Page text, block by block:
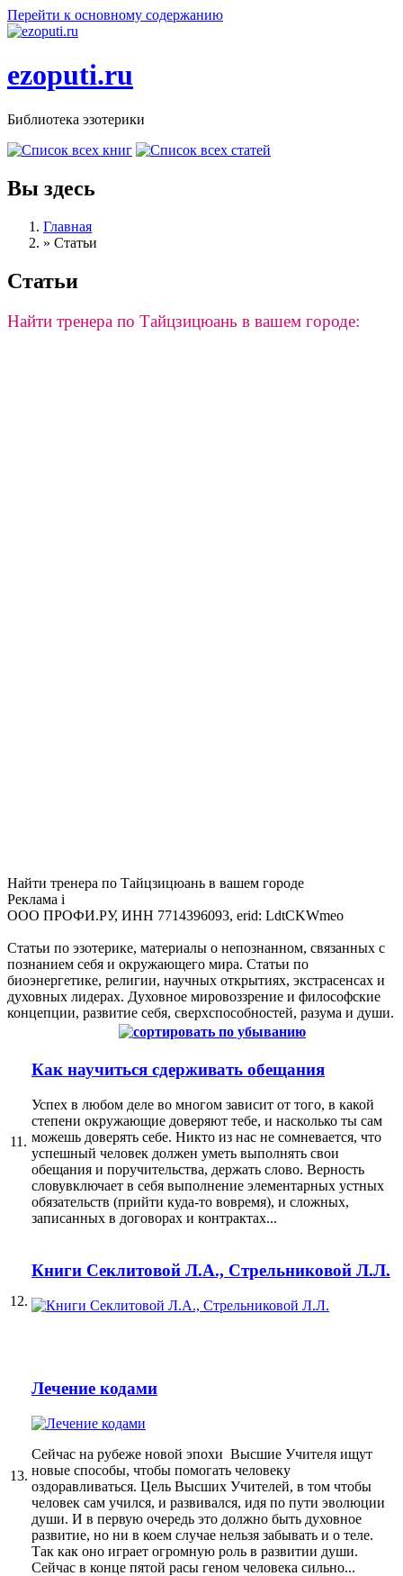
Перейти к основному содержанию
ezoputi.ru
Библиотека эзотерики
Вы здесь
Главная
» Статьи
Статьи
Найти тренера по Тайцзицюань в вашем городе:
Найти тренера по Тайцзицюань в вашем городе
Реклама i
ООО ПРОФИ.РУ, ИНН 7714396093, erid: LdtCKWmeo
Статьи по эзотерике, материалы о непознанном, связанных с
познанием себя и окружающего мира. Статьи по
биоэнергетике, религии, научных открытиях, экстрасенсах и
духовных лидерах. Духовное мировоззрение и философские
концепции, развитие себя, сверхспособностей, разума и души.
11.
Как научиться сдерживать обещания
Успех в любом деле во многом зависит от того, в какой
степени окружающие доверяют тебе, и насколько ты сам
можешь доверять себе. Никто из нас не сомневается, что
успешный человек должен уметь выполнять свои
обещания и поручительства, держать слово. Верность
словувключает в себя выполнение элементарных устных
обязательств (прийти куда-то вовремя), и сложных,
записанных в договорах и контрактах...
12.
Книги Секлитовой Л.А., Стрельниковой Л.Л.
13.
Лечение кодами
Сейчас на рубеже новой эпохи Высшие Учителя ищут
новые способы, чтобы помогать человеку
оздоравливаться. Цель Высших Учителей, в том чтобы
человек сам учился, и развивался, идя по пути эволюции
души. И в первую очередь это должно быть духовное
развитие, но ни в коем случае нельзя забывать и о теле.
Так как оно играет огромную роль в развитии души.
Сейчас в конце пятой расы геном человека сильно...